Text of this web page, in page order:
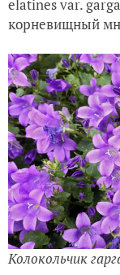
elatines var.
корневищный
Колокольчик